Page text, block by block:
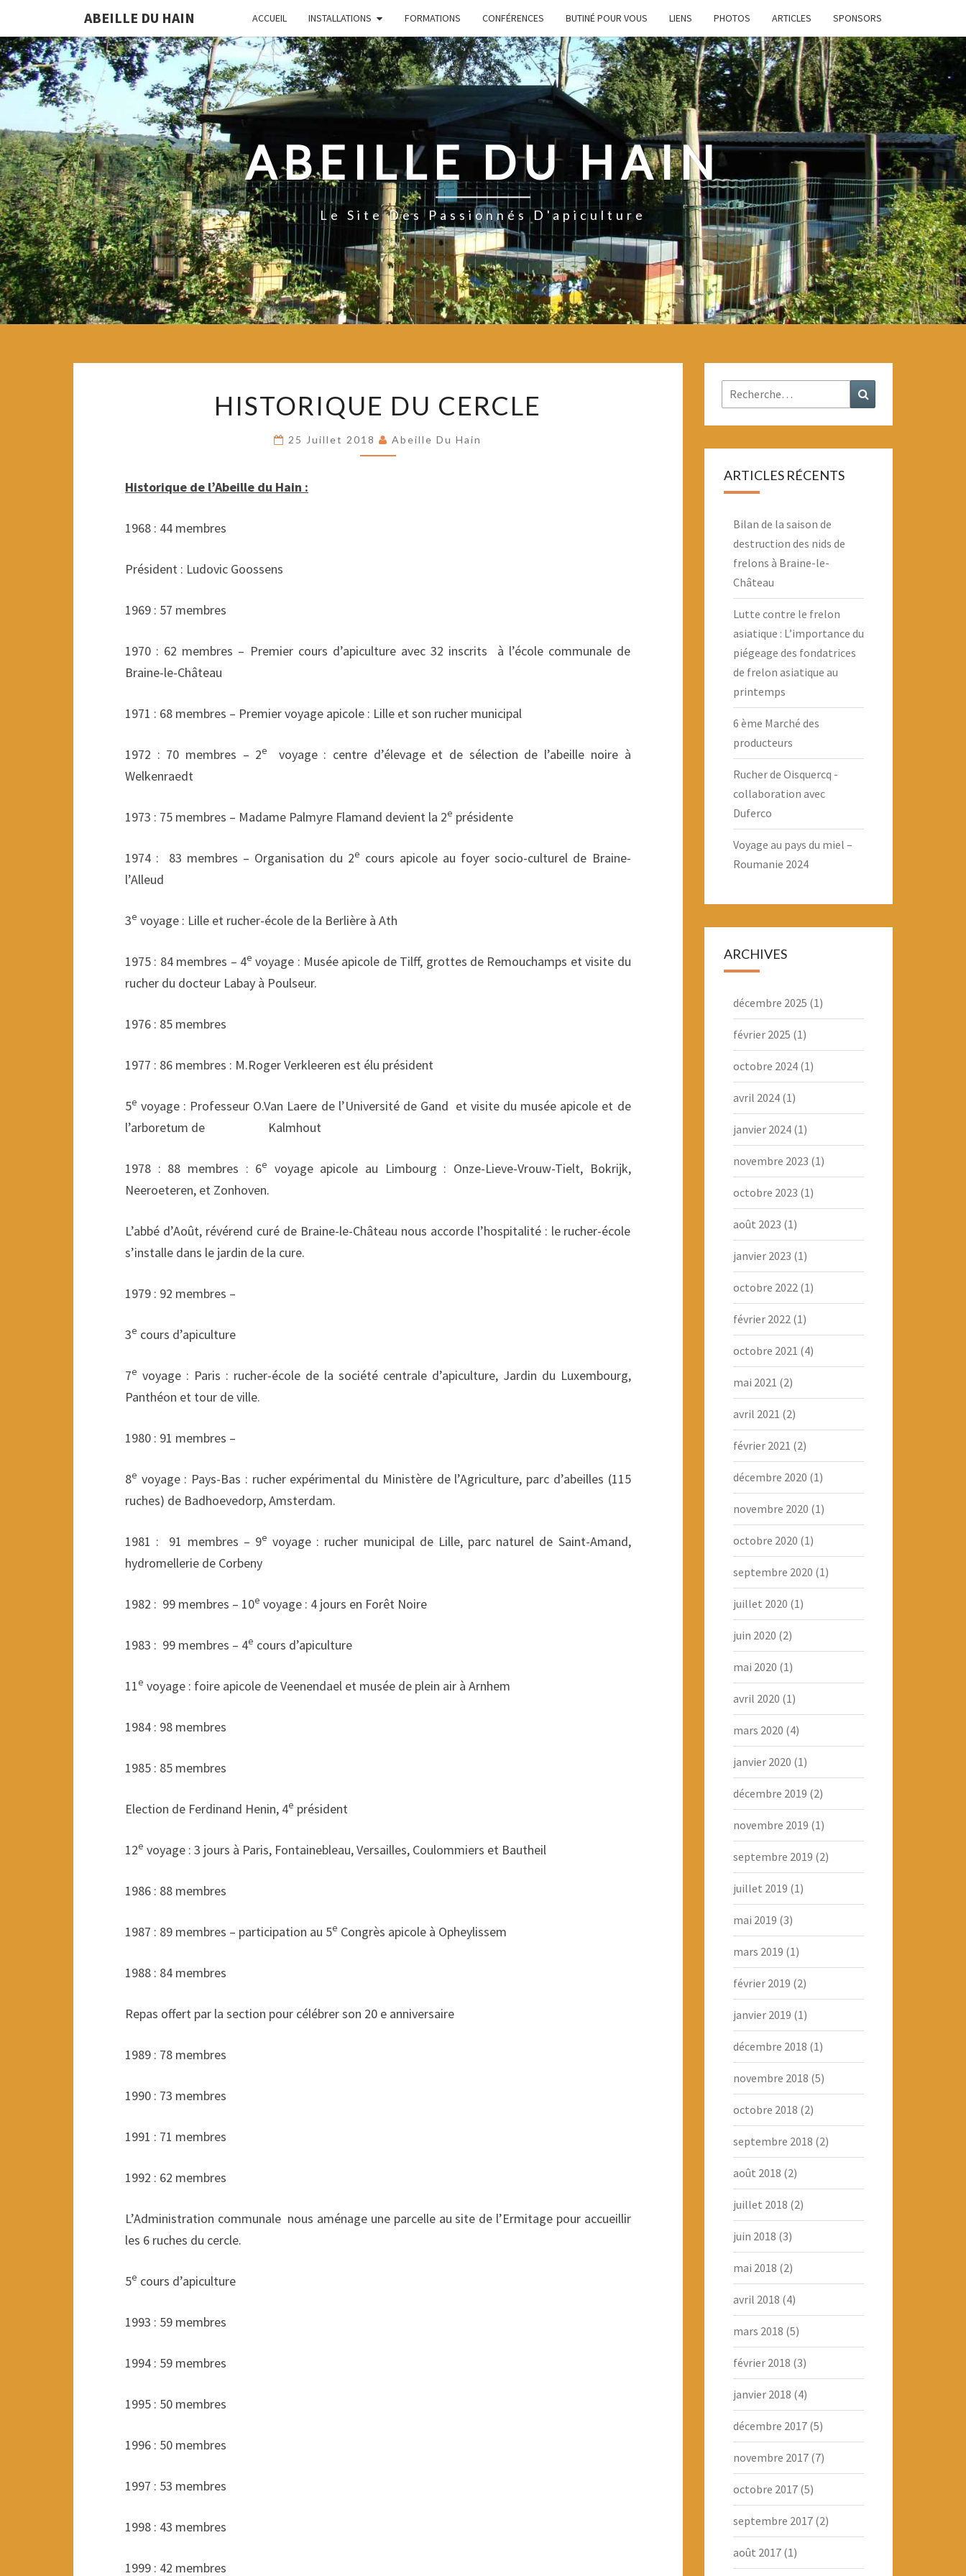
ABEILLE DU HAIN ACCUEIL INSTALLATIONS FORMATIONS CONFÉRENCES BUTINÉ POUR VOUS LIENS PHOTOS ARTICLES SPONSORS
ABEILLE DU HAIN
Le Site Des Passionnés D'apiculture
DU
HISTORIQUE DU CERCLE
25 Juillet 2018 Abeille Du Hain
Historique de l’Abeille du Hain :
1968 : 44 membres
Président : Ludovic Goossens
1969 : 57 membres
1970 : 62 membres – Premier cours d’apiculture avec 32 inscrits à l’école communale de
Braine-le-Château
1971 : 68 membres – Premier voyage apicole : Lille et son rucher municipal
1972 : 70 membres – 2e voyage : centre d’élevage et de sélection de l’abeille noire à
Welkenraedt
1973 : 75 membres – Madame Palmyre Flamand devient la 2e présidente
1974 : 83 membres – Organisation du 2e cours apicole au foyer socio-culturel de Braine-
l’Alleud
3e voyage : Lille et rucher-école de la Berlière à Ath
1975 : 84 membres – 4e voyage : Musée apicole de Tilff, grottes de Remouchamps et visite du
rucher du docteur Labay à Poulseur.
1976 : 85 membres
1977 : 86 membres : M.Roger Verkleeren est élu président
5e voyage : Professeur O.Van Laere de l’Université de Gand et visite du musée apicole et de
l’arboretum de Kalmhout
1978 : 88 membres : 6e
voyage apicole au Limbourg : Onze-Lieve-Vrouw-Tielt, Bokrijk,
Neeroeteren, et Zonhoven.
L’abbé d’Août, révérend curé de Braine-le-Château nous accorde l’hospitalité : le rucher-école
s’installe dans le jardin de la cure.
1979 : 92 membres –
3e cours d’apiculture
7e voyage : Paris : rucher-école de la société centrale d’apiculture, Jardin du Luxembourg,
Panthéon et tour de ville.
1980 : 91 membres –
8e voyage : Pays-Bas : rucher expérimental du Ministère de l’Agriculture, parc d’abeilles (115
ruches) de Badhoevedorp, Amsterdam.
1981 : 91 membres – 9e voyage : rucher municipal de Lille, parc naturel de Saint-Amand,
hydromellerie de Corbeny
1982 : 99 membres – 10e voyage : 4 jours en Forêt Noire
1983 : 99 membres – 4e cours d’apiculture
11e voyage : foire apicole de Veenendael et musée de plein air à Arnhem
1984 : 98 membres
1985 : 85 membres
Election de Ferdinand Henin, 4e président
12e voyage : 3 jours à Paris, Fontainebleau, Versailles, Coulommiers et Bautheil
1986 : 88 membres
1987 : 89 membres – participation au 5e Congrès apicole à Opheylissem
1988 : 84 membres
Repas offert par la section pour célébrer son 20 e anniversaire
1989 : 78 membres
1990 : 73 membres
1991 : 71 membres
1992 : 62 membres
L’Administration communale nous aménage une parcelle au site de l’Ermitage pour accueillir
les 6 ruches du cercle.
5e cours d’apiculture
1993 : 59 membres
1994 : 59 membres
1995 : 50 membres
1996 : 50 membres
1997 : 53 membres
1998 : 43 membres
1999 : 42 membres
Rechercher :
ARTICLES RÉCENTS
Bilan de la saison de
destruction des nids de
frelons à Braine-le-
Château
Lutte contre le frelon
asiatique : L’importance du
piégeage des fondatrices
de frelon asiatique au
printemps
6 ème Marché des
producteurs
Rucher de Oisquercq -
collaboration avec
Duferco
Voyage au pays du miel –
Roumanie 2024
ARCHIVES
décembre 2025 (1)
février 2025 (1)
octobre 2024(1)
avril 2024(1)
janvier 2024(1)
novembre 2023 (1)
octobre 2023 (1)
août 2023 (1)
janvier 2023 (1)
octobre 2022(1)
février 2022(1)
octobre 2021 (4)
mai 2021 (2)
avril 2021 (2)
février 2021 (2)
décembre 2020 (1)
novembre 2020 (1)
octobre 2020 (1)
septembre 2020 (1)
juillet 2020 (1)
juin 2020 (2)
mai 2020 (1)
avril 2020 (1)
mars 2020 (4)
janvier 2020 (1)
décembre 2019 (2)
novembre 2019 (1)
septembre 2019 (2)
juillet 2019 (1)
mai 2019 (3)
mars 2019 (1)
février 2019 (2)
janvier 2019 (1)
décembre 2018 (1)
novembre 2018 (5)
octobre 2018 (2)
septembre 2018 (2)
août 2018 (2)
juillet 2018 (2)
juin 2018 (3)
mai 2018 (2)
avril 2018 (4)
mars 2018 (5)
février 2018 (3)
janvier 2018 (4)
décembre 2017(5)
novembre 2017(7)
octobre 2017(5)
septembre 2017(2)
août 2017(1)